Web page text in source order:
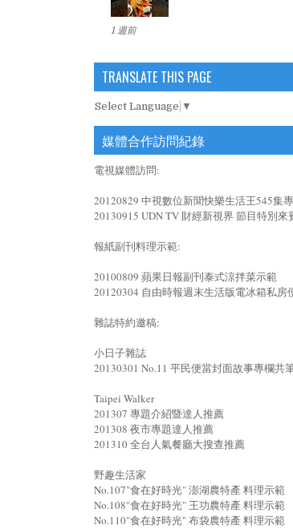
1 週前
TRANSLATE THIS PAGE
Select Language ▼
媒體合作訪問紀錄
電視媒體訪問:
20120829 中視數位新聞快樂生活王545集
20130915 UDN TV 財經新視界 節目特別來
報紙副刊料理示範:
20100809 蘋果日報副刊泰式涼拌菜示範
20120304 自由時報週末生活版電冰箱私房
雜誌特約邀稿:
小日子雜誌
20130301 No.11 平民便當封面故事專欄共
Taipei Walker
201307 專題介紹暨達人推薦
201308 夜市專題達人推薦
201310 全台人氣餐廳大搜查推薦
野趣生活家
No.107"食在好時光" 澎湖農特產 料理示範
No.108"食在好時光" 王功農特產 料理示範
No.110"食在好時光" 布袋農特產 料理示範